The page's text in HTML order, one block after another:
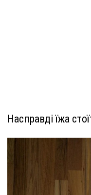
Насправді їжа